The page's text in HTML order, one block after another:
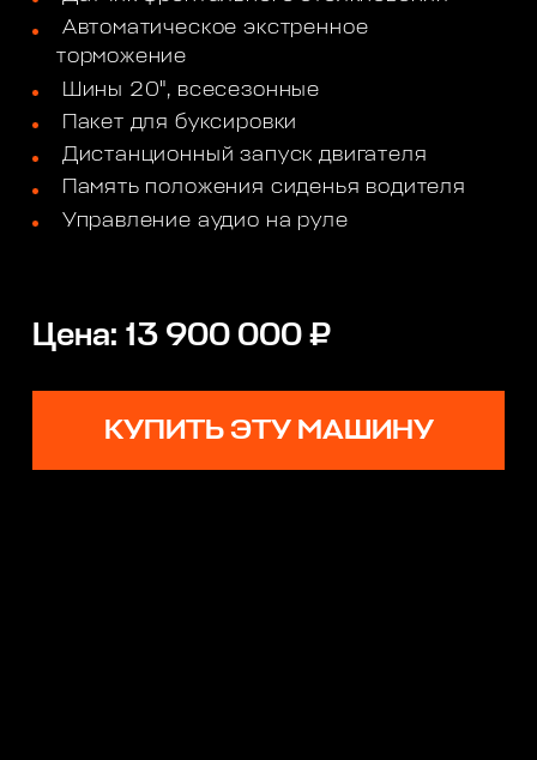
Автоматическое экстренное
торможение
Шины 20", всесезонные
Пакет для буксировки
Дистанционный запуск двигателя
Память положения сиденья водителя
Управление аудио на руле
Цена: 13 900 000 ₽
КУПИТЬ ЭТУ МАШИНУ